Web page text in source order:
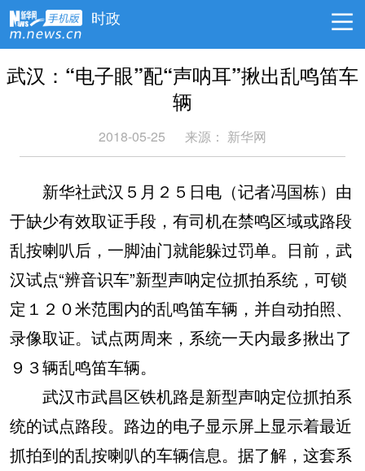
时政
武汉：“电子眼”配“声呐耳”揪出乱鸣笛车
辆
2018-05-25 来源： 新华网
新华社武汉５月２５日电（记者冯国栋）由
于缺少有效取证手段，有司机在禁鸣区域或路段
乱按喇叭后，一脚油门就能躲过罚单。日前，武
汉试点“辨音识车”新型声呐定位抓拍系统，可锁
定１２０米范围内的乱鸣笛车辆，并自动拍照、
录像取证。试点两周来，系统一天内最多揪出了
９３辆乱鸣笛车辆。
武汉市武昌区铁机路是新型声呐定位抓拍系
统的试点路段。路边的电子显示屏上显示着最近
抓拍到的乱按喇叭的车辆信息。据了解，这套系